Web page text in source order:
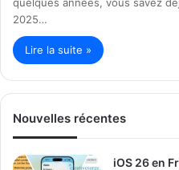
quelques années, vous savez
2025…
Lire la suite »
Nouvelles récentes
iOS 26 en